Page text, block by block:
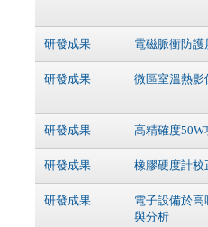
研發成果 電磁脈衝防
研發成果 微區室溫熱影
研發成果 高精確度
研發成果 橡膠硬度計校
研發成果
電子設備於
與分析